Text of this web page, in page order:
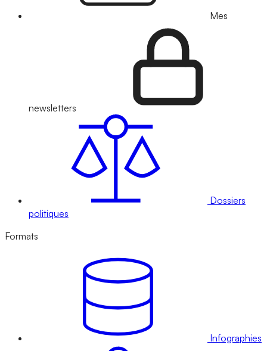
Mes
newsletters
Dossiers
politiques
Formats
Infographies